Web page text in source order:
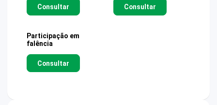
Consultar Consultar
Participação em
falência
Consultar